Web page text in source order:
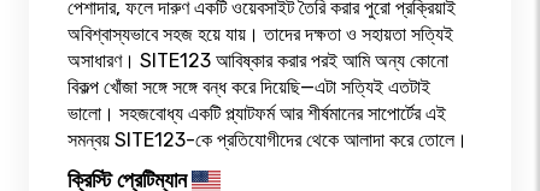
পেশাদার, ফলে দারুণ একটি ওয়েবসাইট তৈরি করার পুরো প্রক্রিয়াই
অবিশ্বাস্যভাবে সহজ হয়ে যায়। তাদের দক্ষতা ও সহায়তা সত্যিই
অসাধারণ। SITE123 আবিষ্কার করার পরই আমি অন্য কোনো
বিকল্প খোঁজা সঙ্গে সঙ্গে বন্ধ করে দিয়েছি—এটা সত্যিই এতটাই
ভালো। সহজবোধ্য একটি প্ল্যাটফর্ম আর শীর্ষমানের সাপোর্টের এই
সমন্বয় SITE123-কে প্রতিযোগীদের থেকে আলাদা করে তোলে।
ক্রিস্টি প্রেটিম্যান